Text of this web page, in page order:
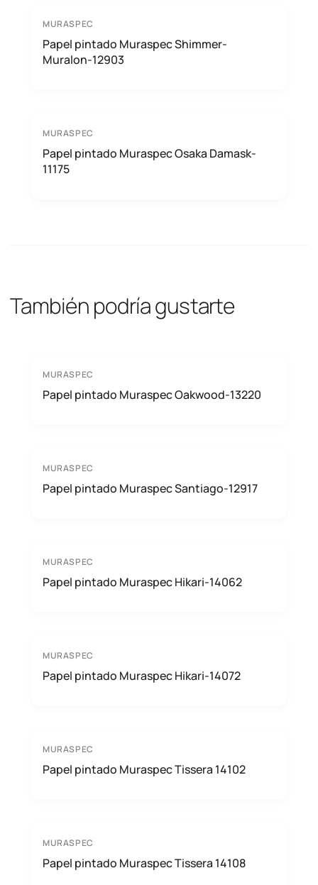
MURASPEC
Papel pintado Muraspec Shimmer-
Muralon-12903
MURASPEC
Papel pintado Muraspec Osaka Damask-
11175
También podría gustarte
MURASPEC
Papel pintado Muraspec Oakwood-13220
MURASPEC
Papel pintado Muraspec Santiago-12917
MURASPEC
Papel pintado Muraspec Hikari-14062
MURASPEC
Papel pintado Muraspec Hikari-14072
MURASPEC
Papel pintado Muraspec Tissera 14102
MURASPEC
Papel pintado Muraspec Tissera 14108